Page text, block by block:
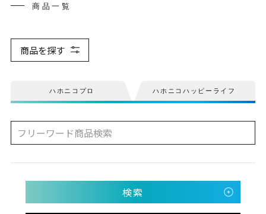
商品一覧
商品を探す
ハホニコプロ ハホニコハッピーライフ
検索